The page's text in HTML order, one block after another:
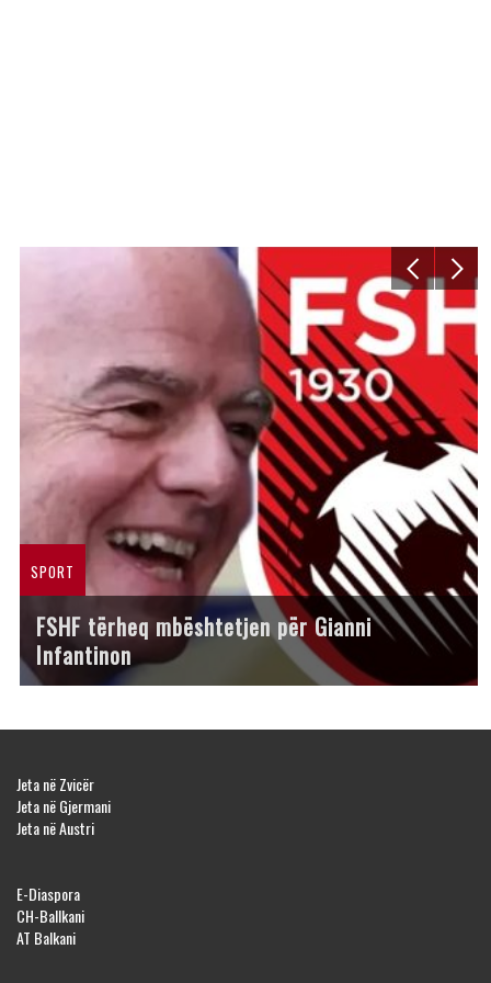
SPORT
FSHF tërheq mbështetjen për Gianni
Infantinon
Jeta në Zvicër
Jeta në Gjermani
Jeta në Austri
E-Diaspora
CH-Ballkani
AT Balkani